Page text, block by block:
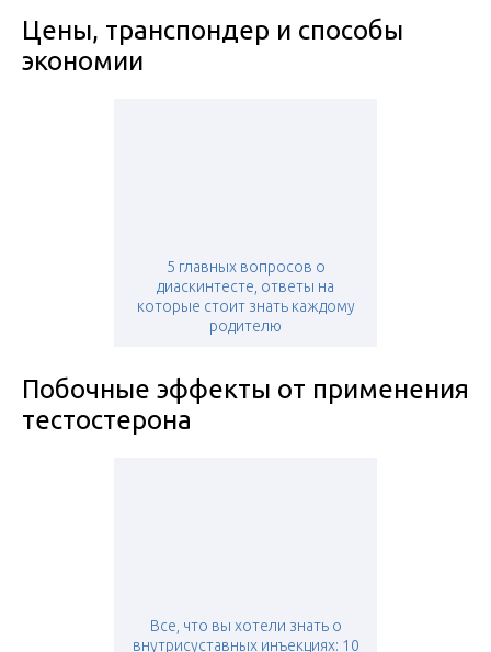
Цены, транспондер и способы
экономии
5 главных вопросов о
диаскинтесте, ответы на
которые стоит знать каждому
родителю
Побочные эффекты от применения
тестостерона
Все, что вы хотели знать о
внутрисуставных инъекциях: 10